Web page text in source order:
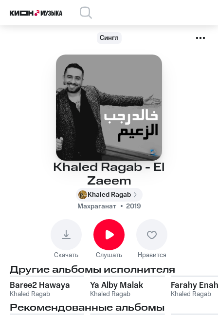
Сингл
Khaled Ragab - El
Zaeem
Khaled Ragab
Махраганат
2019
Скачать Слушать Нравится
Другие альбомы исполнителя
Baree2 Hawaya
Khaled Ragab
Ya Alby Malak
Khaled Ragab
Farahy
Khaled Ragab
Рекомендованные альбомы